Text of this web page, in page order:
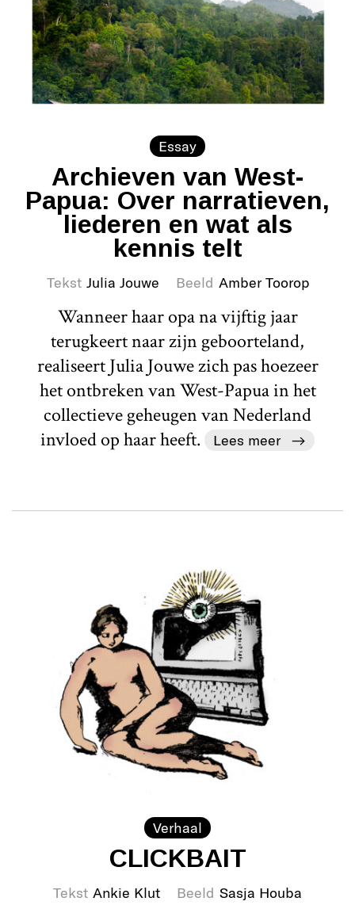
Essay
Archieven van West-
Papua: Over narratieven,
liederen en wat als
kennis telt
Tekst Julia Jouwe Beeld Amber Toorop
Wanneer haar opa na vijftig jaar
terugkeert naar zijn geboorteland,
realiseert Julia Jouwe zich pas hoezeer
het ontbreken van West-Papua in het
collectieve geheugen van Nederland
invloed op haar heeft.
Lees meer
Verhaal
CLICKBAIT
Tekst Ankie Klut Beeld Sasja Houba